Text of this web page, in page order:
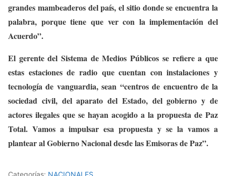
grandes mambeaderos del país, el sitio donde se encuentra la
palabra, porque tiene que ver con la implementación del
Acuerdo”.
El gerente del Sistema de Medios Públicos se refiere a que
estas estaciones de radio que cuentan con instalaciones y
tecnología de vanguardia, sean “centros de encuentro de la
sociedad civil, del aparato del Estado, del gobierno y de
actores ilegales que se hayan acogido a la propuesta de Paz
Total. Vamos a impulsar esa propuesta y se la vamos a
plantear al Gobierno Nacional desde las Emisoras de Paz”.
Categorías: NACIONALES